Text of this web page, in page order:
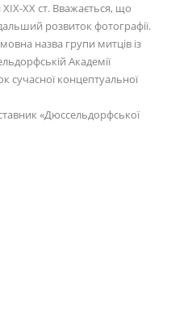
ХХ ст. Вважається, що
розвиток фотографії.
назва групи митців із
Академії
сучасної концептуальної
«Дюссельдорфської